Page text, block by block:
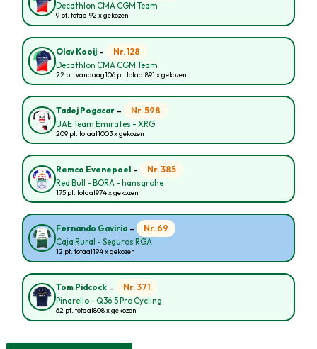
Decathlon CMA CGM Team
9 pt. totaal92 x gekozen
Olav Kooij - Nr. 128
Decathlon CMA CGM Team
22 pt. vandaag106 pt. totaal891 x gekozen
Tadej Pogacar - Nr. 598
UAE Team Emirates - XRG
209 pt. totaal1003 x gekozen
Remco Evenepoel - Nr. 385
Red Bull - BORA - hansgrohe
175 pt. totaal974 x gekozen
Fernando Gaviria - Nr. 69
Caja Rural - Seguros RGA
12 pt. totaal194 x gekozen
Tom Pidcock - Nr. 371
Pinarello - Q36.5 Pro Cycling
62 pt. totaal808 x gekozen